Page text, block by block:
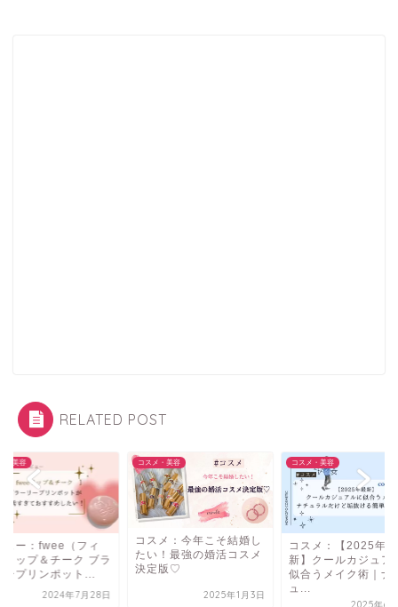
RELATED POST
・美容
メ：今年こそ結婚し
！最強の婚活コスメ
版♡
2025年1月3日
コスメ・美容
コスメ：【2025年最
新】クールカジュアルに
似合うメイク術｜ナチ
コスメ・美容
レビュー：fwee（フ
ー）リップ＆チーク
ーリープリンポット